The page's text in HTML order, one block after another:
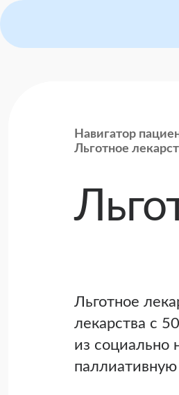
Навигатор
Льготное
Льготное
лекарства с
из